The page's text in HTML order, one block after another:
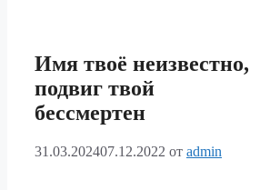
Имя твоё неизвестно,
подвиг твой
бессмертен
31.03.202407.12.2022 от admin